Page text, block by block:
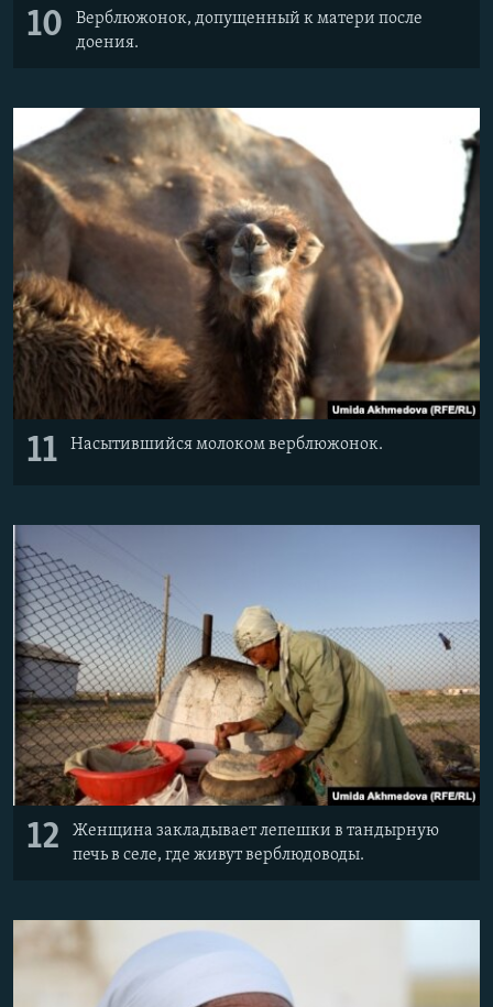
10
Верблюжонок, допущенный к матери после
доения.
11 Насытившийся молоком верблюжонок.
12
Женщина закладывает лепешки в тандырную
печь в селе, где живут верблюдоводы.